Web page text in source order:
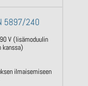
5897/240
V(lisämoduulin
kanssa)
ilmaisemiseen